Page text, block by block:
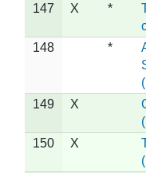
147 X *
148 *
149 X
150 X